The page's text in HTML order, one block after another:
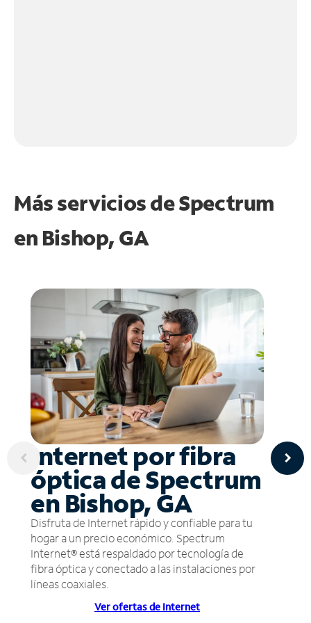
Más servicios de Spectrum
en Bishop, GA
Internet por fibra
óptica de Spectrum
en Bishop, GA
Disfruta de Internet rápido y confiable para tu
hogar a un precio económico. Spectrum
Internet® está respaldado por tecnología de
fibra óptica y conectado a las instalaciones por
líneas coaxiales.
Ver ofertas de Internet